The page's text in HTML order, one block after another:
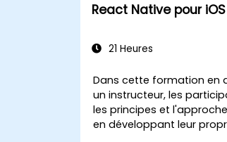
React Native pour
21 Heures
Dans cette formation en
un instructeur, les
les principes et
en développant leur